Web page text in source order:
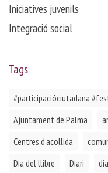
Iniciatives juvenils
Integració social
Tags
#participacióciutadana
Ajuntament de Palma
Centres d'acollida
Dia del llibre
Diari